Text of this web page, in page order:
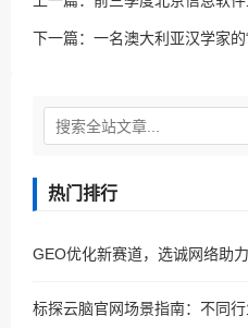
下一篇： 一名澳大利亚汉学家的
热门排行
GEO优化新赛道，选诚网络助
标探云脑官网场景指南：不同